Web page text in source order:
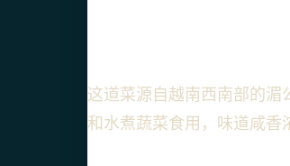
这道菜源自越南西南部的
和水煮蔬菜食用，味道咸香